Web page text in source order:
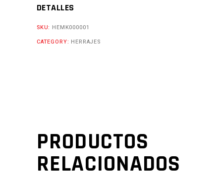
DETALLES
SKU: HEMK000001
CATEGORY: HERRAJES
PRODUCTOS
RELACIONADOS